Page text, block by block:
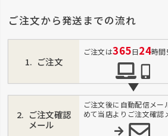
ご注文から発送までの流れ
ご注文
ご注文は365日24時間
ご注文確認
メール
ご注文後に自動配信メ
めて当店よりご注文確認